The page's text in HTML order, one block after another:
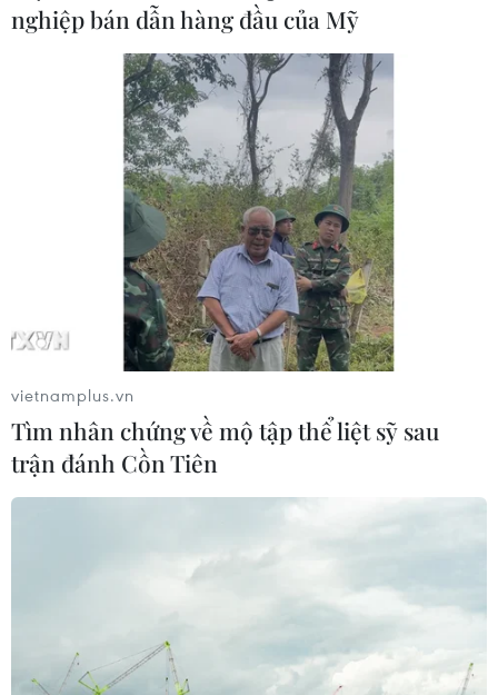
nghiệp bán dẫn hàng đầu của Mỹ
vietnamplus.vn
Tìm nhân chứng về mộ tập thể liệt sỹ sau
trận đánh Cồn Tiên